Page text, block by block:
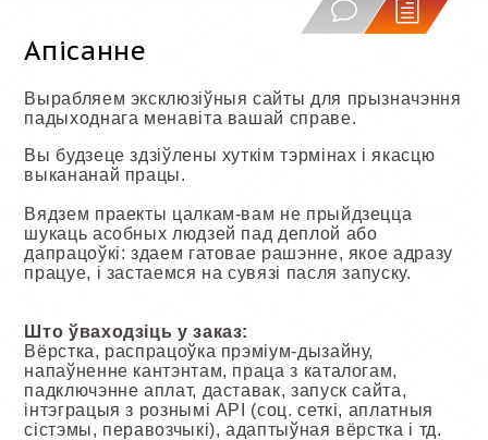
Апісанне
Вырабляем эксклюзіўныя сайты для прызначэння
падыходнага менавіта вашай справе.
Вы будзеце здзіўлены хуткім тэрмінах і якасцю
выкананай працы.
Вядзем праекты цалкам-вам не прыйдзецца
шукаць асобных людзей пад деплой або
дапрацоўкі: здаем гатовае рашэнне, якое адразу
працуе, і застаемся на сувязі пасля запуску.
Што ўваходзіць у заказ:
Вёрстка, распрацоўка прэміум-дызайну,
напаўненне кантэнтам, праца з каталогам,
падключэнне аплат, даставак, запуск сайта,
інтэграцыя з рознымі API (соц. сеткі, аплатныя
сістэмы, перавозчыкі), адаптыўная вёрстка і тд.